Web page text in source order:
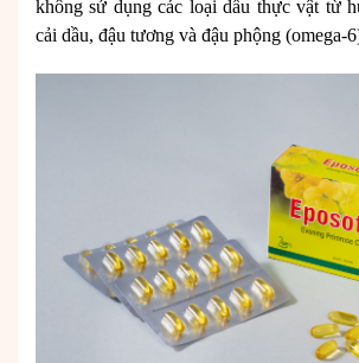
không sử dụng các loại dầu thực vật từ
cải dầu, đậu tương và đậu phộng (omega-